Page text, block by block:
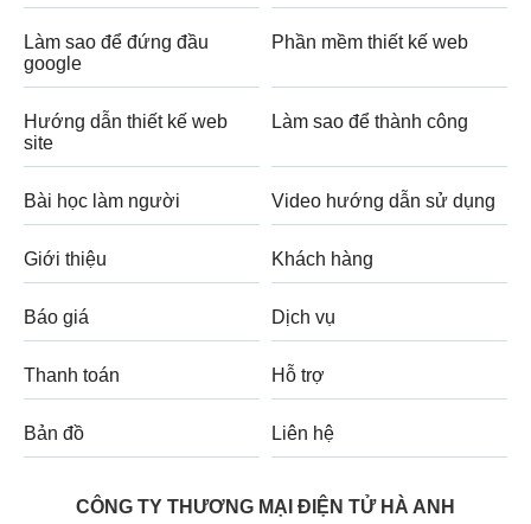
Làm sao để đứng đầu
google
Phần mềm thiết kế web
Hướng dẫn thiết kế web
site
Làm sao để thành công
Bài học làm người Video hướng dẫn sử dụng
Giới thiệu Khách hàng
Báo giá Dịch vụ
Thanh toán Hỗ trợ
Bản đồ Liên hệ
CÔNG TY THƯƠNG MẠI ĐIỆN TỬ HÀ ANH